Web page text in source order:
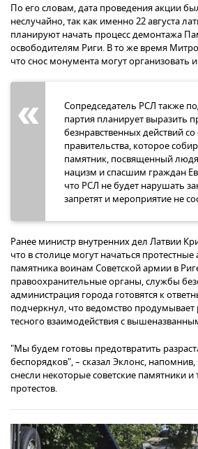
По его словам, дата проведения акции
неслучайно, так как именно 22 августа
планируют начать процесс демонтажа
освободителям Риги. В то же время
что снос монумента могут организовать и
Сопредседатель РСЛ также
партия планирует выразить
безнравственных действий
правительства, которое
памятник, посвященный
нацизм и спасшим граждан
что РСЛ не будет нарушать
запретят и мероприятие не
Ранее министр внутренних дел Латвии
что в столице могут начаться
памятника воинам Советской армии в
правоохранительные органы, службы
администрация города готовятся к
подчеркнул, что ведомство
тесного взаимодействия с
"Мы будем готовы предотвратить
беспорядков", – сказал Эклонс,
снесли некоторые советские памятники
протестов.